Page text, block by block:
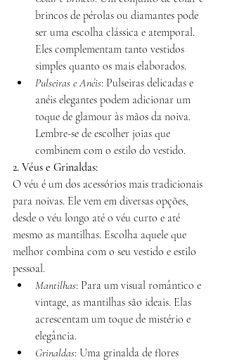
brincos de pérolas ou diamantes pode
ser uma escolha clássica e atemporal.
Eles complementam tanto vestidos
simples quanto os mais elaborados.
Pulseiras e Anéis: Pulseiras delicadas e
anéis elegantes podem adicionar um
toque de glamour às mãos da noiva.
Lembre-se de escolher joias que
combinem com o estilo do vestido.
2. Véus e Grinaldas:
O véu é um dos acessórios mais tradicionais
para noivas. Ele vem em diversas opções,
desde o véu longo até o véu curto e até
mesmo as mantilhas. Escolha aquele que
melhor combina com o seu vestido e estilo
pessoal.
Mantilhas: Para um visual romântico e
vintage, as mantilhas são ideais. Elas
acrescentam um toque de mistério e
elegância.
Grinaldas: Uma grinalda de flores